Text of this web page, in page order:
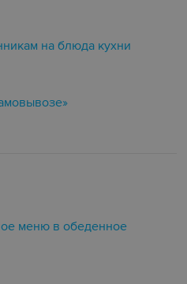
на блюда кухни
меню в обеденное